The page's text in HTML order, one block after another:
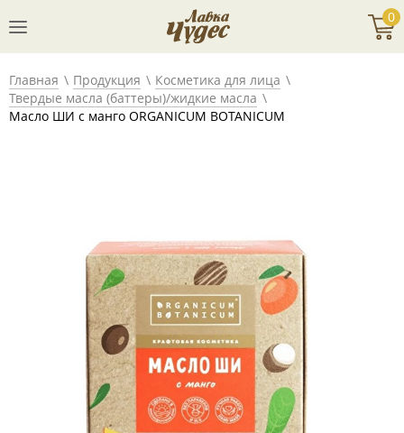
0
Главная Продукция
Косметика для лица
Твердые масла (баттеры)/жидкие масла
Масло ШИ с манго ORGANICUM BOTANICUM